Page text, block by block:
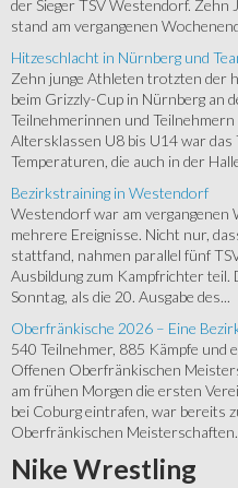
der Sieger TSV Westendorf. Zehn
stand am vergangenen
Hitzeschlacht in Nürnberg und
Zehn junge Athleten trotzten der
beim Grizzly-Cup in Nürnberg an
Teilnehmerinnen und
Altersklassen U8 bis U14 war
Temperaturen, die auch in der
Bezirkstraining in Westendorf
Westendorf war am vergangenen
mehrere Ereignisse. Nicht nur,
stattfand, nahmen parallel fünf
Ausbildung zum Kampfrichter
Sonntag, als die 20. Ausgabe des...
Oberfränkische 2026 – Eine
540 Teilnehmer, 885 Kämpfe und
Offenen Oberfränkischen
am frühen Morgen die ersten
bei Coburg eintrafen, war bereits
Oberfränkischen
Nike Wrestling